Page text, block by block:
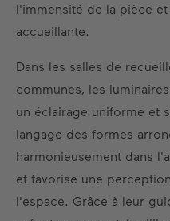
l'immensité de la pièce
accueillante.
Dans les salles de
communes, les
un éclairage uniforme et
langage des formes
harmonieusement dans
et favorise une
l'espace. Grâce à leur